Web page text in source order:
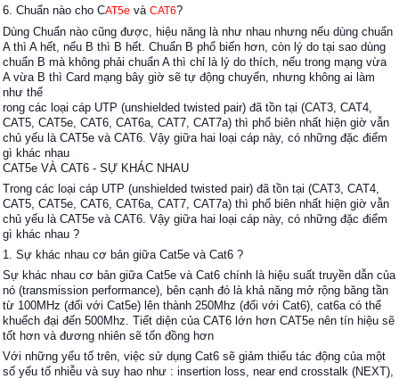
6. Chuẩn nào cho CAT5e và CAT6?
Dùng Chuẩn nào cũng được, hiệu năng là như nhau nhưng nếu dùng chuẩn
A thì A hết, nếu B thì B hết. Chuẩn B phổ biến hơn, còn lý do tại sao dùng
chuẩn B mà không phải chuẩn A thì chỉ là lý do thích, nếu trong mạng vừa
A vừa B thì Card mạng bây giờ sẽ tự động chuyển, nhưng không ai làm
như thế
rong các loại cáp UTP (unshielded twisted pair) đã tồn tại (CAT3, CAT4,
CAT5, CAT5e, CAT6, CAT6a, CAT7, CAT7a) thì phổ biên nhất hiện giờ vẫn
chủ yếu là CAT5e và CAT6. Vậy giữa hai loại cáp này, có những đặc điểm
gì khác nhau
CAT5e VÀ CAT6 - SỰ KHÁC NHAU
Trong các loại cáp UTP (unshielded twisted pair) đã tồn tại (CAT3, CAT4,
CAT5, CAT5e, CAT6, CAT6a, CAT7, CAT7a) thì phổ biên nhất hiện giờ vẫn
chủ yếu là CAT5e và CAT6. Vậy giữa hai loại cáp này, có những đặc điểm
gì khác nhau ?
1. Sự khác nhau cơ bản giữa Cat5e và Cat6 ?
Sự khác nhau cơ bản giữa Cat5e và Cat6 chính là hiệu suất truyền dẫn của
nó (transmission performance), bên cạnh đó là khả năng mở rộng băng tần
từ 100MHz (đối với Cat5e) lên thành 250Mhz (đối với Cat6), cat6a có thể
khuếch đại đến 500Mhz. Tiết diện của CAT6 lớn hơn CAT5e nên tín hiệu sẽ
tốt hơn và đương nhiên sẽ tốn đồng hơn
Với những yếu tố trên, việc sử dụng Cat6 sẽ giảm thiểu tác động của một
số yếu tố nhiễu và suy hao như : insertion loss, near end crosstalk (NEXT),